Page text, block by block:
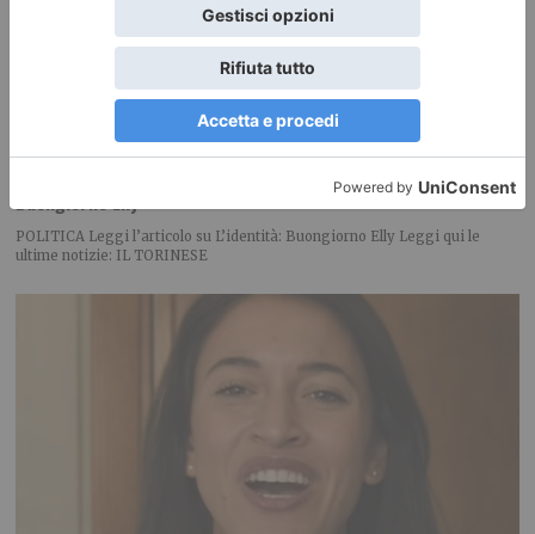
POLITICA Leggi l’articolo su L’identità: Buongiorno Elly Leggi qui le
ultime notizie: IL TORINESE